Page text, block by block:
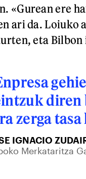
«Gurean ere
ari da. Loiuko
eta Bilbon
diren
zerga
IGNACIO
Merkataritza